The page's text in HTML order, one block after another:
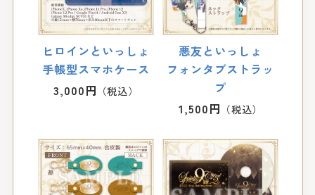
ヒロインといっしょ
手帳型スマホケース
3,000円
悪友といっしょ
フォンタブストラッ
プ
1,500円